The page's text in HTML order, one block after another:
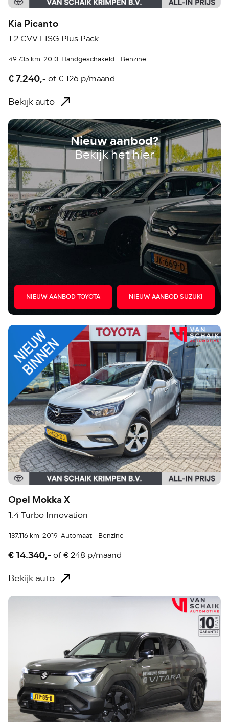
Kia Picanto
1.2 CVVT ISG Plus Pack
49.735 km 2013 Handgeschakeld Benzine
€ 7.240,- of€ 126 p/maand
Bekijk auto
Nieuw aanbod?
Bekijk het hier
NIEUW AANBOD TOYOTA NIEUW AANBOD SUZUKI
Opel Mokka X
1.4 Turbo Innovation
137.116 km 2019 Automaat Benzine
€ 14.340,- of€ 248 p/maand
Bekijk auto